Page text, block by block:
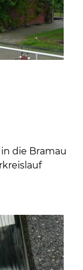
die Bramau